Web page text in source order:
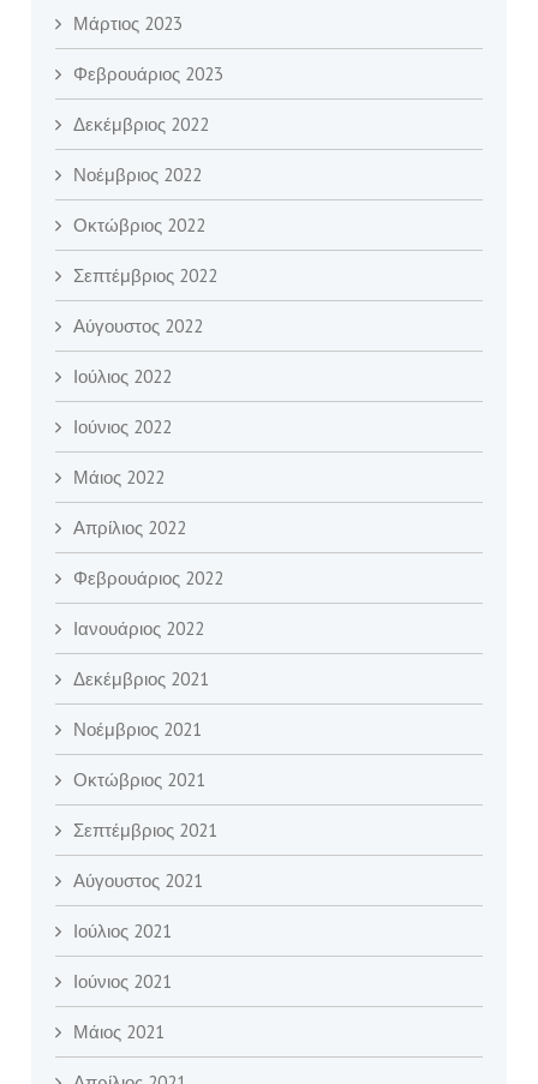
Μάρτιος 2023
Φεβρουάριος 2023
Δεκέμβριος 2022
Νοέμβριος 2022
Οκτώβριος 2022
Σεπτέμβριος 2022
Αύγουστος 2022
Ιούλιος 2022
Ιούνιος 2022
Μάιος 2022
Απρίλιος 2022
Φεβρουάριος 2022
Ιανουάριος 2022
Δεκέμβριος 2021
Νοέμβριος 2021
Οκτώβριος 2021
Σεπτέμβριος 2021
Αύγουστος 2021
Ιούλιος 2021
Ιούνιος 2021
Μάιος 2021